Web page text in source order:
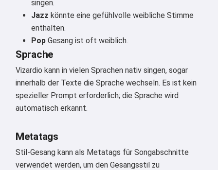
singen.
Jazz könnte eine gefühlvolle weibliche Stimme
enthalten.
Pop Gesang ist oft weiblich.
Sprache
Vizardio kann in vielen Sprachen nativ singen, sogar
innerhalb der Texte die Sprache wechseln. Es ist kein
spezieller Prompt erforderlich; die Sprache wird
automatisch erkannt.
Metatags
Stil-Gesang kann als Metatags für Songabschnitte
verwendet werden, um den Gesangsstil zu
Hi 👋
Ich kann Lieder erstellen, Gedichte
schreiben und Glückwünsche 🥰